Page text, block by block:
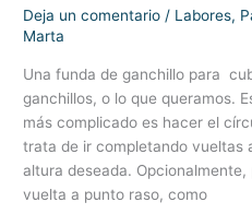
Deja un comentario / Labores,
Marta
Una funda de ganchillo para
ganchillos, o lo que queramos.
más complicado es hacer el
trata de ir completando vueltas
altura deseada.
vuelta a punto raso, como